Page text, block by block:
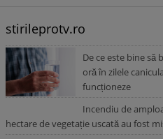
stirileprotv.ro
De ce este bine să
oră în zilele
funcționeze
Incendiu de
hectare de vegetație uscată au fost